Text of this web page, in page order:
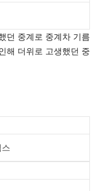
던 중계로 중계차 기름
해 더위로 고생했던 중